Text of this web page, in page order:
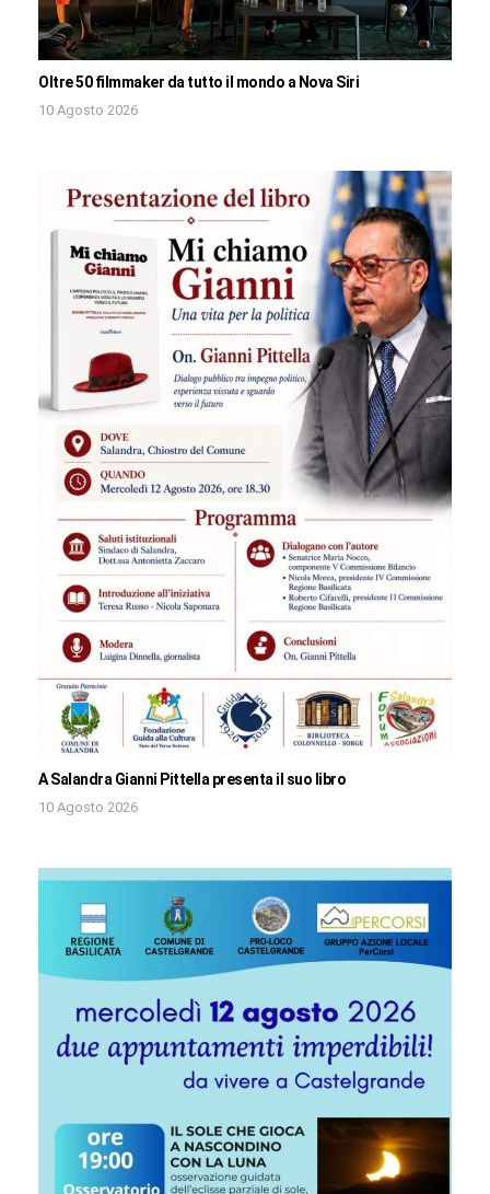
Oltre 50 filmmaker da tutto il mondo a Nova Siri
10 Agosto 2026
A Salandra Gianni Pittella presenta il suo libro
10 Agosto 2026